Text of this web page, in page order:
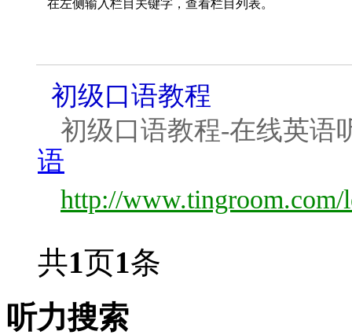
在左侧输入栏目关键字，查看栏目列表。
初级口语教程
初级口语教程-在线英语
语
http://www.tingroom.com/
共1页1条
听力搜索